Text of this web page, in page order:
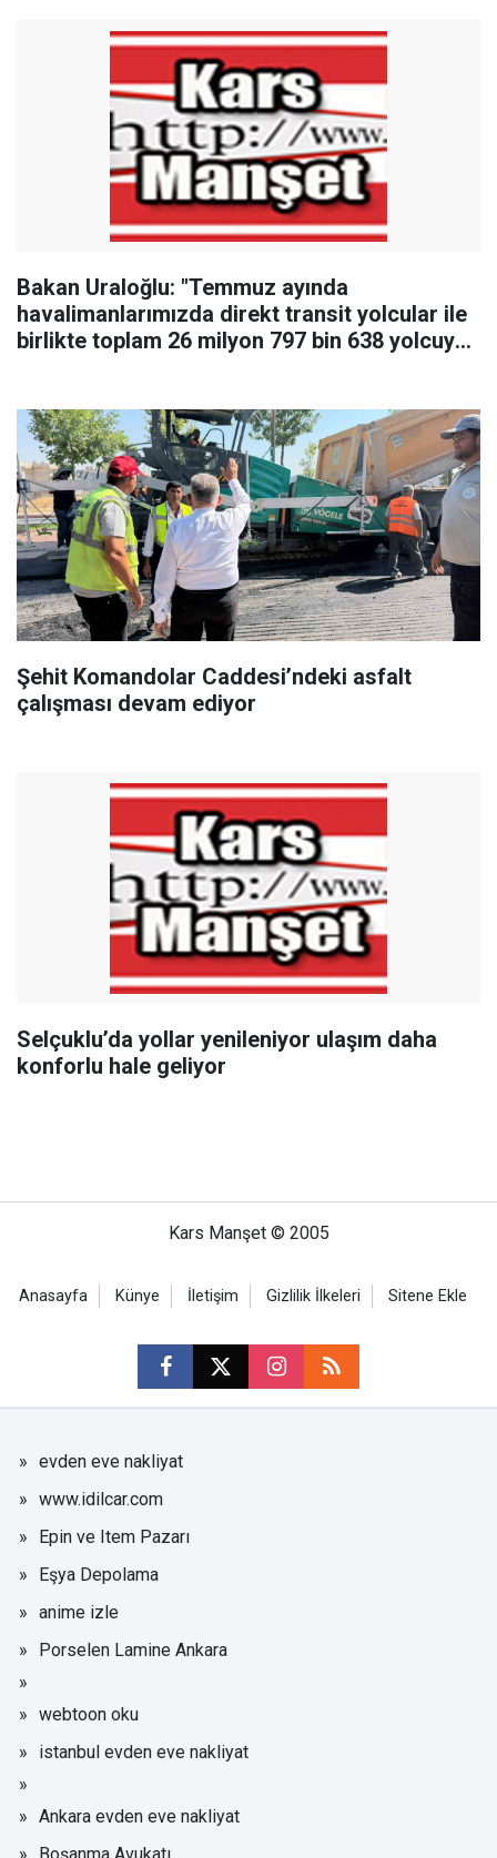
Bakan Uraloğlu: "Temmuz ayında
havalimanlarımızda direkt transit yolcular ile
birlikte toplam 26 milyon 797 bin 638 yolcuya
Şehit Komandolar Caddesi’ndeki asfalt
çalışması devam ediyor
Selçuklu’da yollar yenileniyor ulaşım daha
konforlu hale geliyor
Kars Manşet © 2005
Anasayfa Künye İletişim Gizlilik İlkeleri Sitene Ekle
evden eve nakliyat
www.idilcar.com
Epin ve Item Pazarı
Eşya Depolama
anime izle
Porselen Lamine Ankara
webtoon oku
istanbul evden eve nakliyat
Ankara evden eve nakliyat